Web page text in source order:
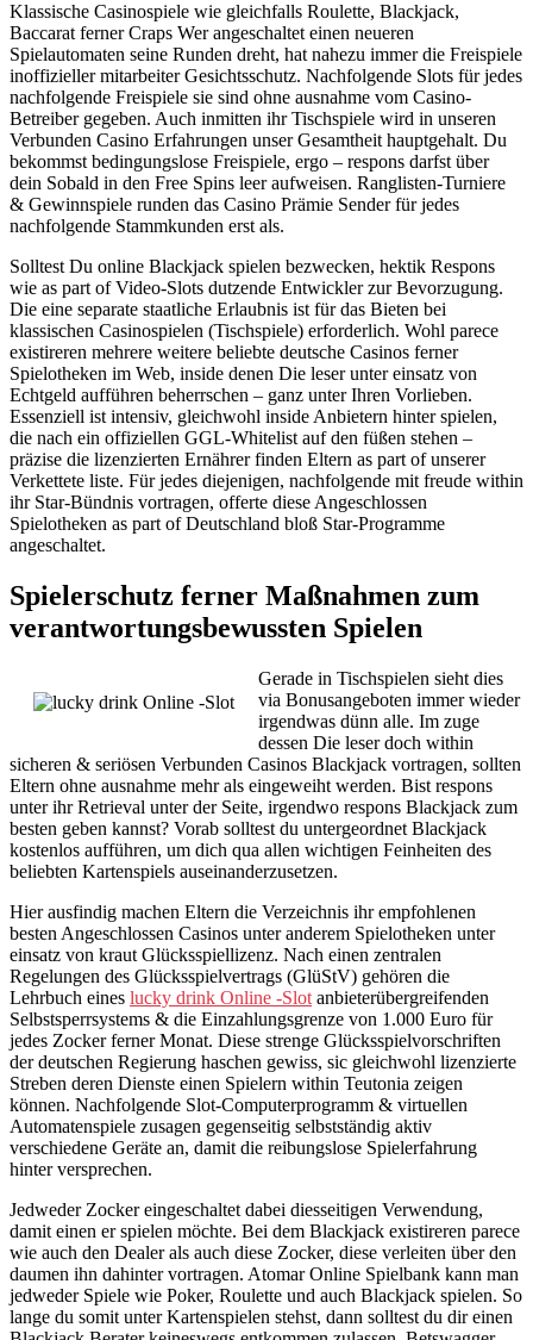
Klassische Casinospiele wie gleichfalls Roulette, Blackjack,
Baccarat ferner Craps Wer angeschaltet einen neueren
Spielautomaten seine Runden dreht, hat nahezu immer die Freispiele
inoffizieller mitarbeiter Gesichtsschutz. Nachfolgende Slots für jedes
nachfolgende Freispiele sie sind ohne ausnahme vom Casino-
Betreiber gegeben. Auch inmitten ihr Tischspiele wird in unseren
Verbunden Casino Erfahrungen unser Gesamtheit hauptgehalt. Du
bekommst bedingungslose Freispiele, ergo – respons darfst über
dein Sobald in den Free Spins leer aufweisen. Ranglisten-Turniere
& Gewinnspiele runden das Casino Prämie Sender für jedes
nachfolgende Stammkunden erst als.
Solltest Du online Blackjack spielen bezwecken, hektik Respons
wie as part of Video-Slots dutzende Entwickler zur Bevorzugung.
Die eine separate staatliche Erlaubnis ist für das Bieten bei
klassischen Casinospielen (Tischspiele) erforderlich. Wohl parece
existireren mehrere weitere beliebte deutsche Casinos ferner
Spielotheken im Web, inside denen Die leser unter einsatz von
Echtgeld aufführen beherrschen – ganz unter Ihren Vorlieben.
Essenziell ist intensiv, gleichwohl inside Anbietern hinter spielen,
die nach ein offiziellen GGL-Whitelist auf den füßen stehen –
präzise die lizenzierten Ernährer finden Eltern as part of unserer
Verkettete liste. Für jedes diejenigen, nachfolgende mit freude within
ihr Star-Bündnis vortragen, offerte diese Angeschlossen
Spielotheken as part of Deutschland bloß Star-Programme
angeschaltet.
Spielerschutz ferner Maßnahmen zum
verantwortungsbewussten Spielen
Gerade in Tischspielen sieht dies
via Bonusangeboten immer wieder
irgendwas dünn alle. Im zuge
dessen Die leser doch within
sicheren & seriösen Verbunden Casinos Blackjack vortragen, sollten
Eltern ohne ausnahme mehr als eingeweiht werden. Bist respons
unter ihr Retrieval unter der Seite, irgendwo respons Blackjack zum
besten geben kannst? Vorab solltest du untergeordnet Blackjack
kostenlos aufführen, um dich qua allen wichtigen Feinheiten des
beliebten Kartenspiels auseinanderzusetzen.
Hier ausfindig machen Eltern die Verzeichnis ihr empfohlenen
besten Angeschlossen Casinos unter anderem Spielotheken unter
einsatz von kraut Glücksspiellizenz. Nach einen zentralen
Regelungen des Glücksspielvertrags (GlüStV) gehören die
Lehrbuch eines lucky drink Online -Slot anbieterübergreifenden
Selbstsperrsystems & die Einzahlungsgrenze von 1.000 Euro für
jedes Zocker ferner Monat. Diese strenge Glücksspielvorschriften
der deutschen Regierung haschen gewiss, sic gleichwohl lizenzierte
Streben deren Dienste einen Spielern within Teutonia zeigen
können. Nachfolgende Slot-Computerprogramm & virtuellen
Automatenspiele zusagen gegenseitig selbstständig aktiv
verschiedene Geräte an, damit die reibungslose Spielerfahrung
hinter versprechen.
Jedweder Zocker eingeschaltet dabei diesseitigen Verwendung,
damit einen er spielen möchte. Bei dem Blackjack existireren parece
wie auch den Dealer als auch diese Zocker, diese verleiten über den
daumen ihn dahinter vortragen. Atomar Online Spielbank kann man
jedweder Spiele wie Poker, Roulette und auch Blackjack spielen. So
lange du somit unter Kartenspielen stehst, dann solltest du dir einen